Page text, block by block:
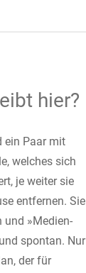
hier?
ein Paar mit
welches sich
je weiter sie
entfernen. Sie
und »Medien-
spontan. Nur
der für